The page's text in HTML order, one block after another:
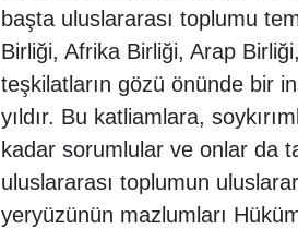
başta uluslararası toplumu
Birliği, Afrika Birliği, Arap
teşkilatların gözü önünde bir
yıldır. Bu katliamlara,
kadar sorumlular ve onlar da
uluslararası toplumun
yeryüzünün mazlumları